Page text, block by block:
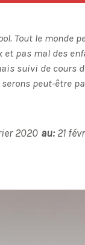
Tout le monde
pas mal des
suivi de cours
serons peut-être
2020 au:21